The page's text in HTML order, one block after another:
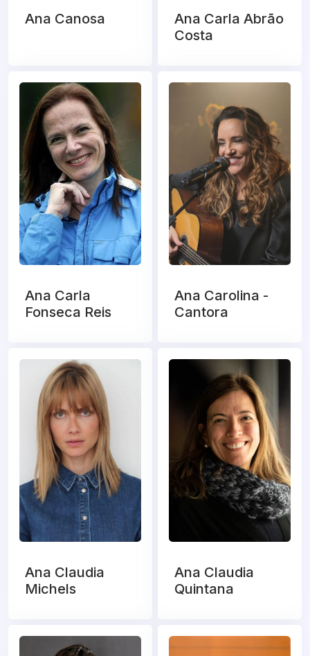
Ana Canosa
Ana Carla Abrão
Costa
Ana Carla
Fonseca Reis
Ana Carolina -
Cantora
Ana Claudia
Michels
Ana Claudia
Quintana